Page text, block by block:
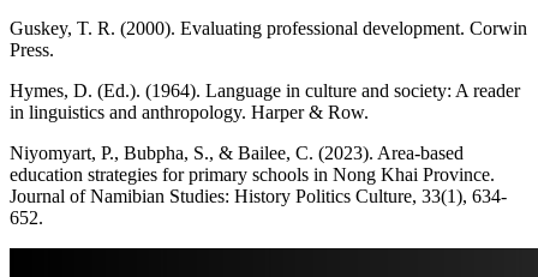
Guskey, T. R. (2000). Evaluating professional development. Corwin
Press.
Hymes, D. (Ed.). (1964). Language in culture and society: A reader
in linguistics and anthropology. Harper & Row.
Niyomyart, P., Bubpha, S., & Bailee, C. (2023). Area-based
education strategies for primary schools in Nong Khai Province.
Journal of Namibian Studies: History Politics Culture, 33(1), 634-
652.